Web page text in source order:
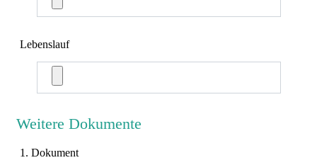
Lebenslauf
Weitere Dokumente
1. Dokument